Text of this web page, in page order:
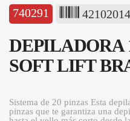
740291
DEPILADORA
SOFT LIFT
Sistema de 20 pinzas Esta
pinzas que te garantiza una